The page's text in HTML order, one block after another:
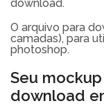
download.
O arquivo para
camadas), para
photoshop.
Seu
download